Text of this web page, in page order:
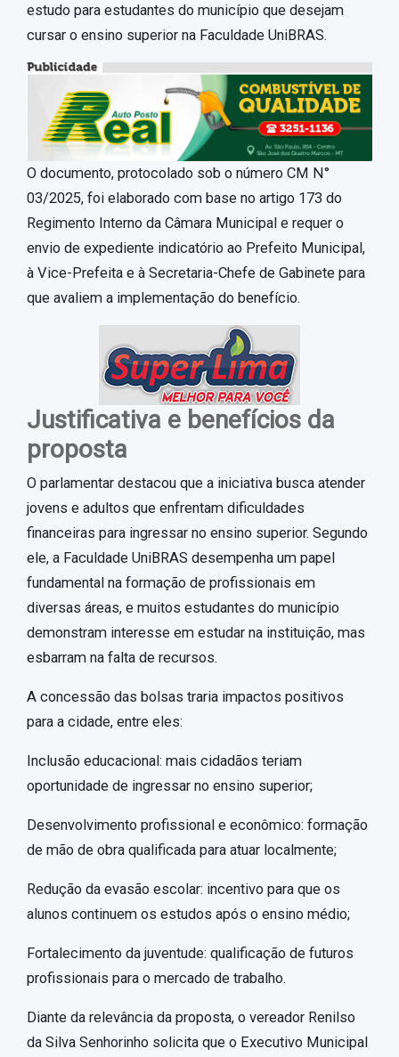
estudo para estudantes do município que desejam
cursar o ensino superior na Faculdade UniBRAS.
O documento, protocolado sob o número CM N°
03/2025, foi elaborado com base no artigo 173 do
Regimento Interno da Câmara Municipal e requer o
envio de expediente indicatório ao Prefeito Municipal,
à Vice-Prefeita e à Secretaria-Chefe de Gabinete para
que avaliem a implementação do benefício.
Justificativa e benefícios da
proposta
O parlamentar destacou que a iniciativa busca atender
jovens e adultos que enfrentam dificuldades
financeiras para ingressar no ensino superior. Segundo
ele, a Faculdade UniBRAS desempenha um papel
fundamental na formação de profissionais em
diversas áreas, e muitos estudantes do município
demonstram interesse em estudar na instituição, mas
esbarram na falta de recursos.
A concessão das bolsas traria impactos positivos
para a cidade, entre eles:
Inclusão educacional: mais cidadãos teriam
oportunidade de ingressar no ensino superior;
Desenvolvimento profissional e econômico: formação
de mão de obra qualificada para atuar localmente;
Redução da evasão escolar: incentivo para que os
alunos continuem os estudos após o ensino médio;
Fortalecimento da juventude: qualificação de futuros
profissionais para o mercado de trabalho.
Diante da relevância da proposta, o vereador Renilso
da Silva Senhorinho solicita que o Executivo Municipal